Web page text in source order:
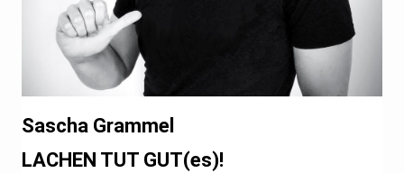
Sascha Grammel
LACHEN TUT GUT(es)!